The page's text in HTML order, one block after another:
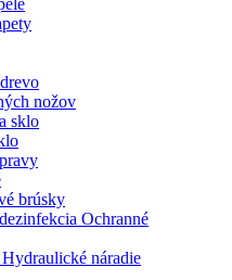
nožov
sklo
brúsky
Ochranné
Hydraulické náradie